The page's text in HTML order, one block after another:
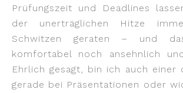
Prüfungszeit und Deadlines
der unerträglichen Hitze
Schwitzen geraten – und
komfortabel noch ansehnlich
Ehrlich gesagt, bin ich auch einer
gerade bei Präsentationen oder